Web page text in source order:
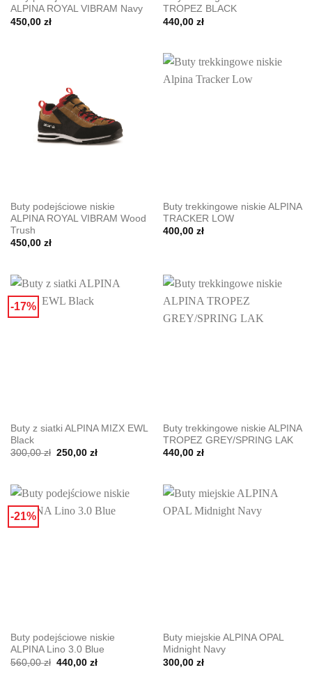
ALPINA ROYAL VIBRAM Navy
450,00 zł
TROPEZ BLACK
440,00 zł
Buty podejściowe niskie
ALPINA ROYAL VIBRAM Wood
Trush
450,00 zł
Buty trekkingowe niskie ALPINA
TRACKER LOW
400,00 zł
-17%
Buty z siatki ALPINA MIZX EWL
Black
300,00zł Pierwotna
250,00 złAktualna
Buty trekkingowe niskie ALPINA
TROPEZ GREY/SPRING LAK
440,00 zł
-21%
Buty podejściowe niskie
ALPINA Lino 3.0 Blue
560,00zł Pierwotna
cena
440,00 złAktualna
Buty miejskie ALPINA OPAL
Midnight Navy
300,00 zł